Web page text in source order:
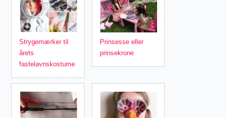
Strygemærker til
årets
fastelavnskostume
Prinsesse eller
prinsekrone